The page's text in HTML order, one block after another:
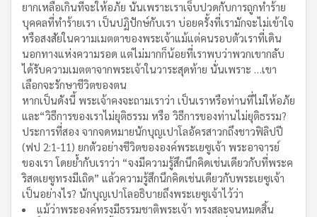
ยากเหลือเกินที่จะให้อภัย นั่นเพราะเราเจ็บปวดกับการถูกทำร้าย
บุคคลที่ทำร้ายเรา เป็นปฏิปักษ์กับเรา บ่อยครั้งที่เรามักจะไม่เข้าใจ
หรือสงสัยในความเมตตาของพระเจ้าแม้แต่คนรอบตัวเราที่เดิน
นอกทางแห่งความรอด แต่ไม่มากก็น้อยที่เราพบว่าพวกเขากลับ
ได้รับความเมตตาจากพระเจ้าในวาระสุดท้าย นั่นเพราะ …เขา
เลือกจะรักษาชีวิตของตน
หากเป็นดังนี้ พระเจ้าคงจะถามเราว่า เป็นเราหรือท่านที่ไม่ให้อภัย
และ“วิธีการของเราไม่ยุติธรรม หรือ วิธีการของท่านไม่ยุติธรรม?
ประการที่สอง จากจดหมายนักบุญเปาโลอัครสาวกถึงชาวฟิลิปปี
(ฟป 2:1-11) ยกตัวอย่างชีวิตขององค์พระเยซูเจ้า พระอาจารย์
ของเรา โดยย้ำกับเราว่า “จงมีความรู้สึกนึกคิดเช่นเดียวกับที่พระค
ริสตเยซูทรงมีเถิด” แล้วความรู้สึกนึกคิดเช่นเดียวกับพระเยซูเจ้า
เป็นอย่างไร? นักบุญเปาโลอธิบายถึงพระเยซูเจ้าไว้ว่า
แม้ว่าพระองค์ทรงมีธรรมชาติพระเจ้า ทรงสละจนหมดสิ้น